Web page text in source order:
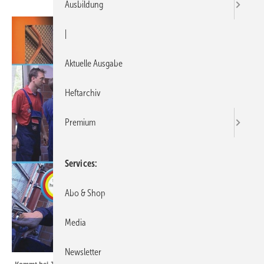
Ausbildung
Aktuelle Ausgabe
Heftarchiv
Premium
Services
Abo & Shop
Media
Newsletter